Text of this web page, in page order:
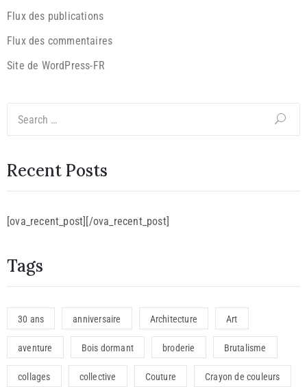
Flux des publications
Flux des commentaires
Site de WordPress-FR
Recent Posts
[ova_recent_post][/ova_recent_post]
Tags
30 ans anniversaire Architecture Art
aventure Bois dormant broderie Brutalisme
collages collective Couture Crayon de couleurs